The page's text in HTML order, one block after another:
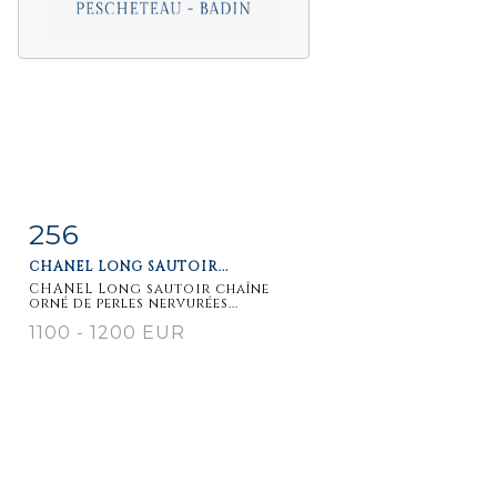
Item detail
256
CHANEL LONG SAUTOIR...
CHANEL Long sautoir chaîne
orné de perles nervurées...
1100 - 1200 EUR